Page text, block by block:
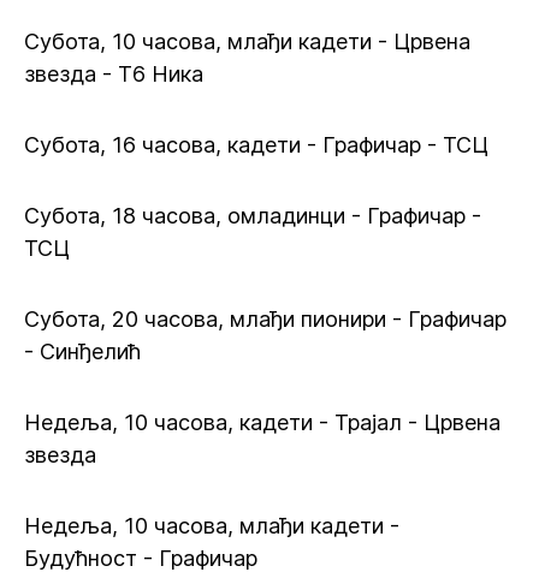
Субота, 10 часова, млађи кадети - Црвена
звезда - Т6 Ника
Субота, 16 часова, кадети - Графичар - ТСЦ
Субота, 18 часова, омладинци - Графичар -
ТСЦ
Субота, 20 часова, млађи пионири - Графичар
- Синђелић
Недеља, 10 часова, кадети - Трајал - Црвена
звезда
Недеља, 10 часова, млађи кадети -
Будућност - Графичар